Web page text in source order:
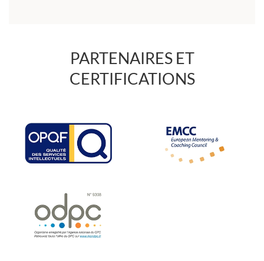
PARTENAIRES ET
CERTIFICATIONS